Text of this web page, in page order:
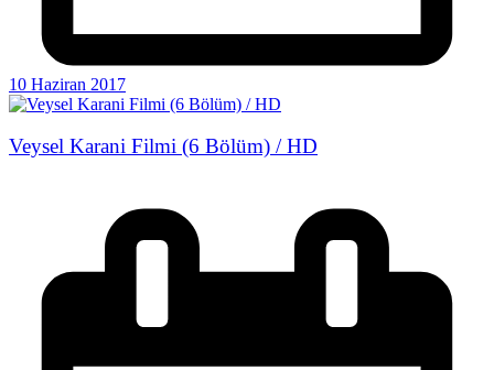
10 Haziran 2017
Veysel Karani Filmi (6 Bölüm) / HD